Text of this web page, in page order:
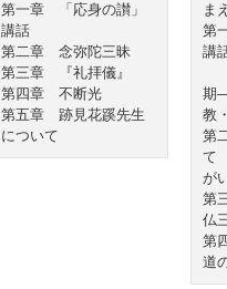
第一章 「応身の讃」
講話
第二章 念弥陀三昧
第三章 『礼拝儀』
第四章 不断光
第五章 跡見花蹊先生
について
ま
第
講
期
教
第
て
が
第
仏
第
道